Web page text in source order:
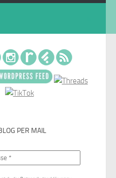
PER MAIL